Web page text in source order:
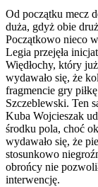
Od początku mecz
duża, gdyż obie
Początkowo nieco
Legia przejęła
Więdłochy, który
wydawało się, że
fragmencie gry
Szczeblewski. Ten
Kuba Wojcieszak
środku pola, choć
wydawało się, że
stosunkowo
obrońcy nie
interwencję.